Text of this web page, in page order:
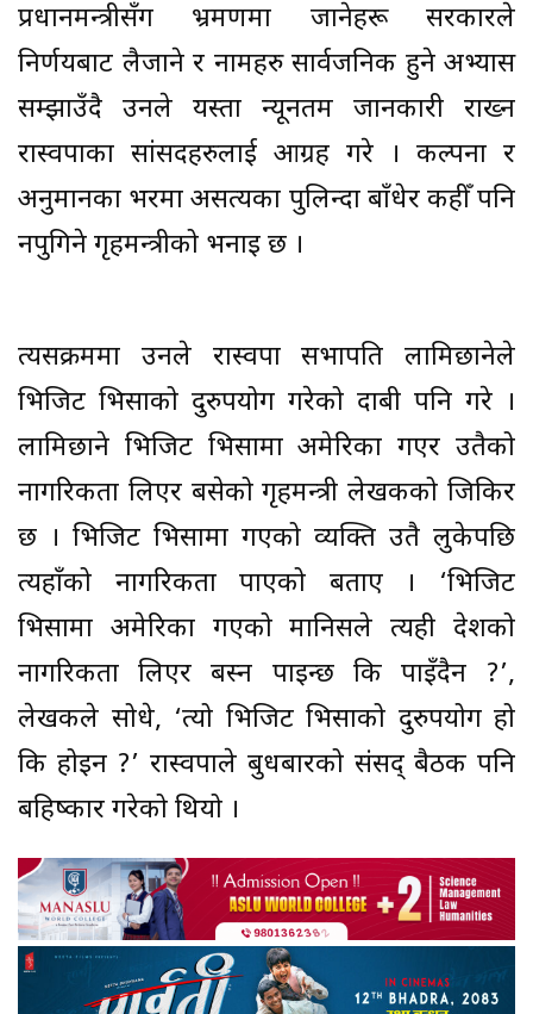
प्रधानमन्त्रीसँग भ्रमणमा जानेहरू सरकारले
निर्णयबाट लैजाने र नामहरु सार्वजनिक हुने अभ्यास
सम्झाउँदै उनले यस्ता न्यूनतम जानकारी राख्न
रास्वपाका सांसदहरुलाई आग्रह गरे । कल्पना र
अनुमानका भरमा असत्यका पुलिन्दा बाँधेर कहीँ पनि
नपुगिने गृहमन्त्रीको भनाइ छ ।
त्यसक्रममा उनले रास्वपा सभापति लामिछानेले
भिजिट भिसाको दुरुपयोग गरेको दाबी पनि गरे ।
लामिछाने भिजिट भिसामा अमेरिका गएर उतैको
नागरिकता लिएर बसेको गृहमन्त्री लेखकको जिकिर
छ । भिजिट भिसामा गएको व्यक्ति उतै लुकेपछि
त्यहाँको नागरिकता पाएको बताए । ‘भिजिट
भिसामा अमेरिका गएको मानिसले त्यही देशको
नागरिकता लिएर बस्न पाइन्छ कि पाइँदैन ?’,
लेखकले सोधे, ‘त्यो भिजिट भिसाको दुरुपयोग हो
कि होइन ?’ रास्वपाले बुधबारको संसद् बैठक पनि
बहिष्कार गरेको थियो ।